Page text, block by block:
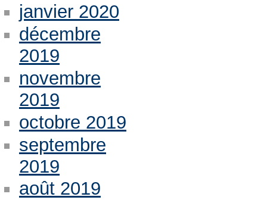
janvier 2020
décembre
2019
novembre
2019
octobre 2019
septembre
2019
août 2019